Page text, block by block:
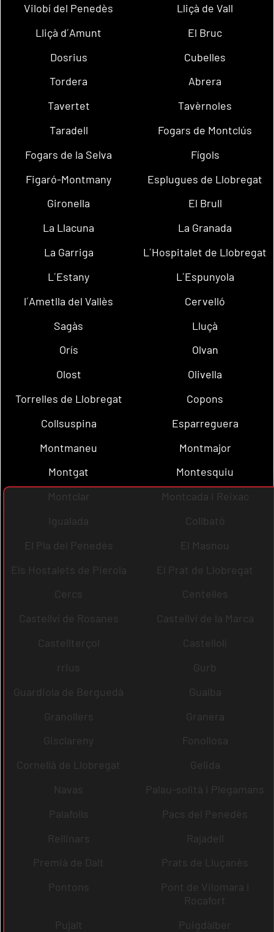
Vilobí del Penedès
Lliçà de Vall
Lliçà d´Amunt
El Bruc
Dosrius
Cubelles
Tordera
Abrera
Tavertet
Tavèrnoles
Taradell
Fogars de Montclús
Fogars de la Selva
Fígols
Figaró-Montmany
Esplugues de Llobregat
Gironella
El Brull
La Llacuna
La Granada
La Garriga
L´Hospitalet de Llobregat
L´Estany
L´Espunyola
l´Ametlla del Vallès
Cervelló
Sagàs
Lluçà
Orís
Olvan
Olost
Olivella
Torrelles de Llobregat
Copons
Collsuspina
Esparreguera
Montmaneu
Montmajor
Montgat
Montesquiu
Montclar
Montcada i Reixac
Igualada
Collbató
El Pla del Penedès
El Masnou
Els Hostalets de Pierola
El Prat de Llobregat
Cercs
Centelles
Castellví de Rosanes
Castellví de la Marca
Castellterçol
Castellolí
rrius
Gurb
Guardiola de Berguedà
Gualba
Granollers
Granera
Gisclareny
Fonollosa
Cornellà de Llobregat
Gelida
Navas
Palau-solità i Plegamans
Palafolls
Pacs del Penedès
Rellinars
Rajadell
Premià de Dalt
Prats de Lluçanès
Pontons
Pont de Vilomara i
Rocafort
Pujalt
Puigdàlber